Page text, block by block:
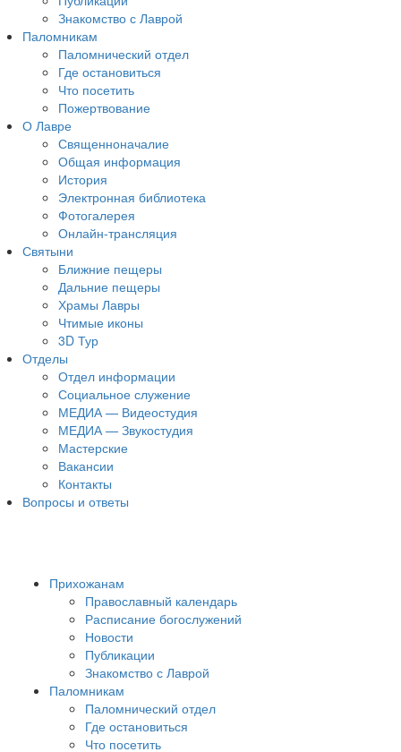
Знакомство с Лаврой
Паломникам
Паломнический отдел
Где остановиться
Что посетить
Пожертвование
О Лавре
Священноначалие
Общая информация
История
Электронная библиотека
Фотогалерея
Онлайн-трансляция
Святыни
Ближние пещеры
Дальние пещеры
Храмы Лавры
Чтимые иконы
3D Тур
Отделы
Отдел информации
Социальное служение
МЕДИА — Видеостудия
МЕДИА — Звукостудия
Мастерские
Вакансии
Контакты
Вопросы и ответы
Прихожанам
Православный календарь
Расписание богослужений
Новости
Публикации
Знакомство с Лаврой
Паломникам
Паломнический отдел
Где остановиться
Что посетить